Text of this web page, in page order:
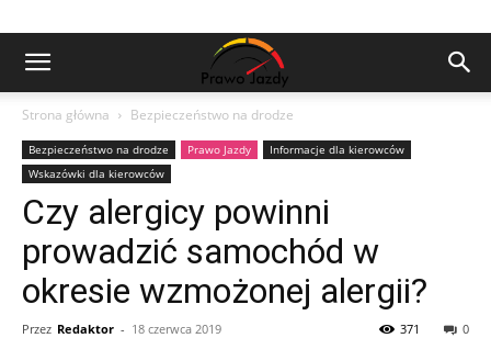
Strona główna Bezpieczeństwo na drodze
Bezpieczeństwo na drodze Prawo Jazdy
Informacje dla kierowców
Wskazówki dla kierowców
Czy alergicy powinni
prowadzić samochód w
okresie wzmożonej alergii?
Przez Redaktor - 18 czerwca 2019 0
371